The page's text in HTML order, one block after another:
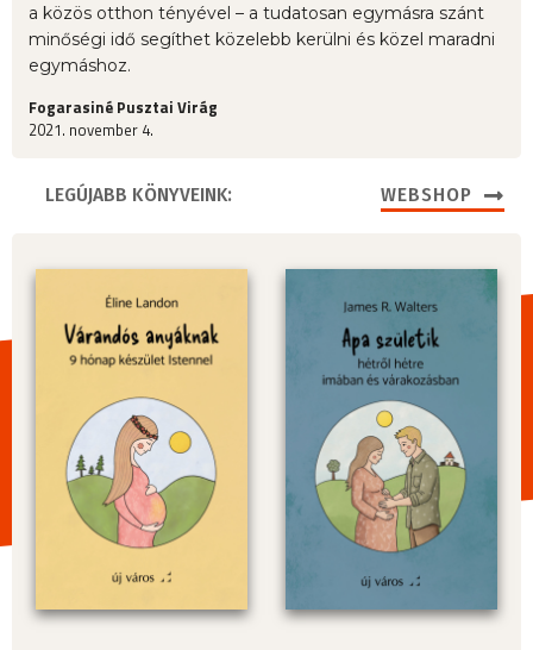
a közös otthon tényével – a tudatosan egymásra szánt
minőségi idő segíthet közelebb kerülni és közel maradni
egymáshoz.
Fogarasiné Pusztai Virág
2021. november 4.
LEGÚJABB KÖNYVEINK: WEBSHOP